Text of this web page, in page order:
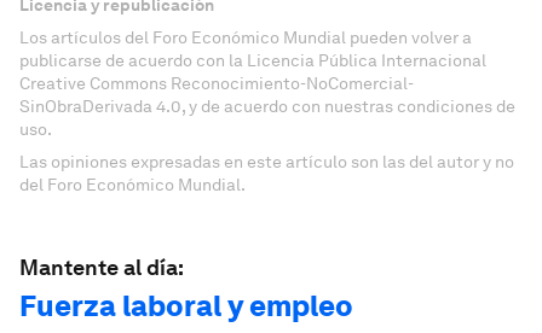
Licencia y republicación
Los artículos del Foro Económico Mundial pueden volver a
publicarse de acuerdo con la Licencia Pública Internacional
Creative Commons Reconocimiento-NoComercial-
SinObraDerivada 4.0, y de acuerdo con nuestras condiciones de
uso.
Las opiniones expresadas en este artículo son las del autor y no
del Foro Económico Mundial.
Mantente al día:
Fuerza laboral y empleo